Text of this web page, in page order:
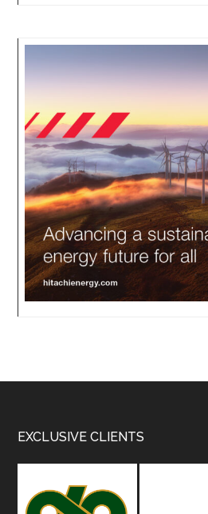
Footer
EXCLUSIVE CLIENTS